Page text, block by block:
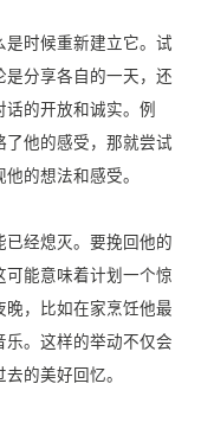
时候重新建立它。试
分享各自的一天，还
的开放和诚实。例
他的感受，那就尝试
的想法和感受。
已经熄灭。要挽回他的
能意味着计划一个惊
，比如在家烹饪他最
乐。这样的举动不仅会
的美好回忆。